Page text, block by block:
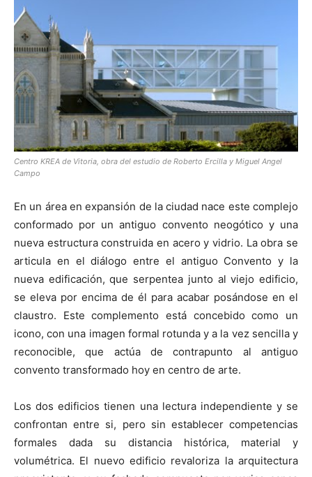
Centro KREA de Vitoria, obra del estudio de Roberto Ercilla y Miguel Angel
Campo
En un área en expansión de la ciudad nace este complejo
conformado por un antiguo convento neogótico y una
nueva estructura construida en acero y vidrio. La obra se
articula en el diálogo entre el antiguo Convento y la
nueva edificación, que serpentea junto al viejo edificio,
se eleva por encima de él para acabar posándose en el
claustro. Este complemento está concebido como un
icono, con una imagen formal rotunda y a la vez sencilla y
reconocible, que actúa de contrapunto al antiguo
convento transformado hoy en centro de arte.
Los dos edificios tienen una lectura independiente y se
confrontan entre si, pero sin establecer competencias
formales dada su distancia histórica, material y
volumétrica. El nuevo edificio revaloriza la arquitectura